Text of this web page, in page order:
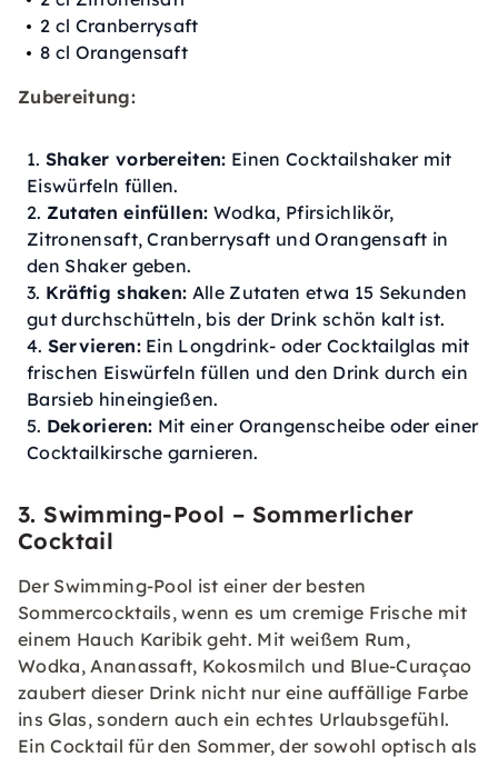
2 cl Cranberrysaft
8 cl Orangensaft
Zubereitung:
Shaker vorbereiten: Einen Cocktailshaker mit
Eiswürfeln füllen.
Zutaten einfüllen: Wodka, Pfirsichlikör,
Zitronensaft, Cranberrysaft und Orangensaft in
den Shaker geben.
Kräftig shaken: Alle Zutaten etwa 15 Sekunden
gut durchschütteln, bis der Drink schön kalt ist.
Servieren:Ein Longdrink- oder Cocktailglas mit
frischen Eiswürfeln füllen und den Drink durch ein
Barsieb hineingießen.
Dekorieren: Mit einer Orangenscheibe oder einer
Cocktailkirsche garnieren.
3. Swimming-Pool – Sommerlicher
Cocktail
Der Swimming-Pool ist einer der besten
Sommercocktails, wenn es um cremige Frische mit
einem Hauch Karibik geht. Mit weißem Rum,
Wodka, Ananassaft, Kokosmilch und Blue-Curaçao
zaubert dieser Drink nicht nur eine auffällige Farbe
ins Glas, sondern auch ein echtes Urlaubsgefühl.
Ein Cocktail für den Sommer, der sowohl optisch als